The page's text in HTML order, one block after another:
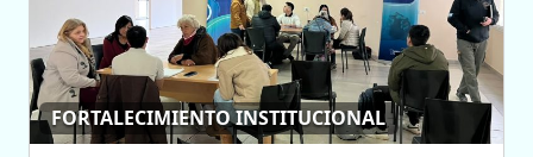
FORTALECIMIENTO INSTITUCIONAL